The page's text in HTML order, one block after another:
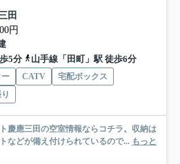
田
円
5分
山手線「田町」駅 徒歩6分
ー CATV
宅配ボックス
慶應三田の空室情報ならコチラ。収納は
などが備え付けられているので... もっと